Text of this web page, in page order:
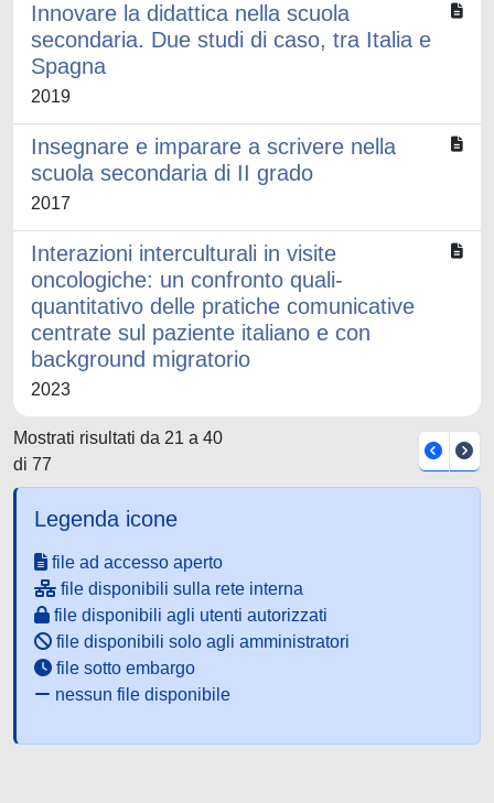
Innovare la didattica nella scuola
secondaria. Due studi di caso, tra Italia e
Spagna
2019
Insegnare e imparare a scrivere nella
scuola secondaria di II grado
2017
Interazioni interculturali in visite
oncologiche: un confronto quali-
quantitativo delle pratiche comunicative
centrate sul paziente italiano e con
background migratorio
2023
Mostrati risultati da 21 a 40
di 77
Legenda icone
file ad accesso aperto
file disponibili sulla rete interna
file disponibili agli utenti autorizzati
file disponibili solo agli amministratori
file sotto embargo
nessun file disponibile